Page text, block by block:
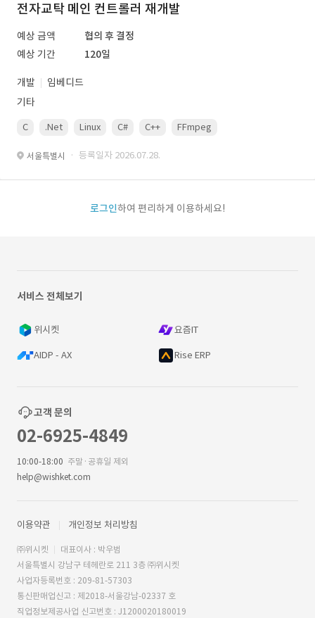
전자교탁 메인 컨트롤러 재개발
예상 금액
협의 후 결정
예상 기간
120일
개발
임베디드
기타
C .Net Linux C# C++ FFmpeg
서울특별시 · 등록일자 2026.07.28.
로그인하여 편리하게 이용하세요!
서비스 전체보기
위시켓 요즘IT
AIDP - AX Rise ERP
고객 문의
02-6925-4849
10:00-18:00 주말·공휴일 제외
help@wishket.com
이용약관 개인정보 처리방침
㈜위시켓
대표이사 : 박우범
서울특별시 강남구 테헤란로 211 3층 ㈜위시켓
사업자등록번호 : 209-81-57303
통신판매업신고 : 제2018-서울강남-02337 호
직업정보제공사업 신고번호 : J1200020180019